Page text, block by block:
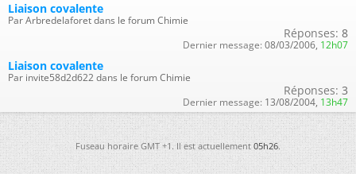
Liaison covalente
Par Arbredelaforet dans le forum Chimie
Réponses: 8
Dernier message: 08/03/2006, 12h07
Liaison covalente
Par invite58d2d622 dans le forum Chimie
Réponses: 3
Dernier message: 13/08/2004, 13h47
Fuseau horaire GMT +1. Il est actuellement05h26.